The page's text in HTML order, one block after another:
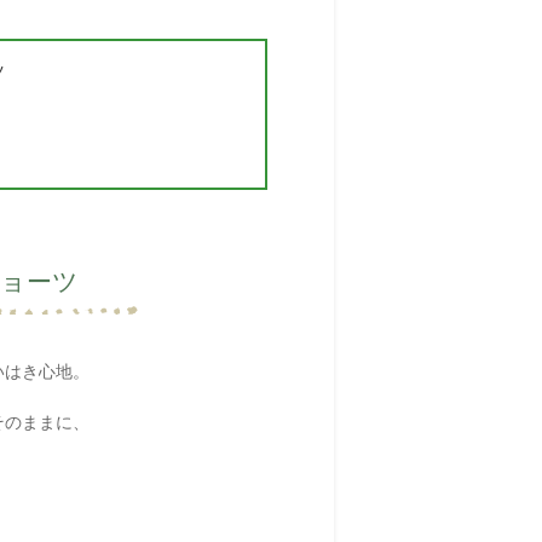
ーツ
き心地。
ままに、